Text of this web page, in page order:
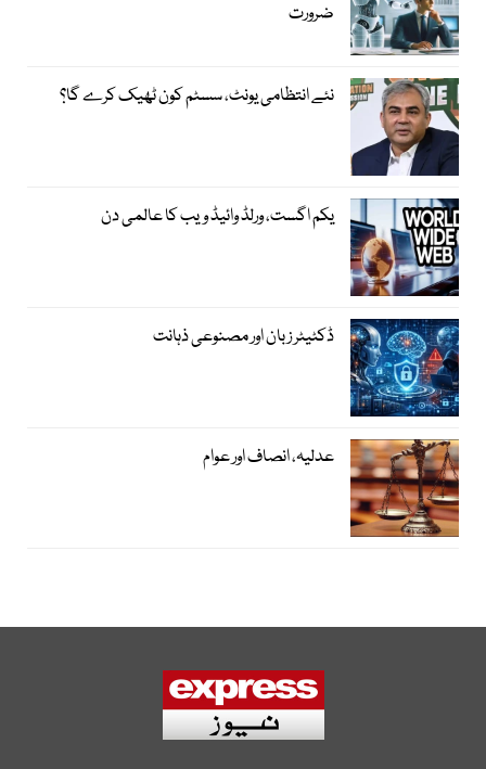
ضرورت
نئے انتظامی یونٹ، سسٹم کون ٹھیک کرے گا؟
یکم اگست، ورلڈ وائیڈ ویب کا عالمی دن
ڈکٹیٹر زبان اور مصنوعی ذہانت
عدلیہ، انصاف اور عوام